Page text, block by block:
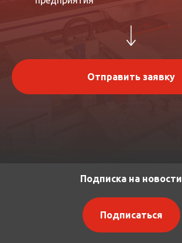
Отправить заявку
Подписка на новости
Подписаться